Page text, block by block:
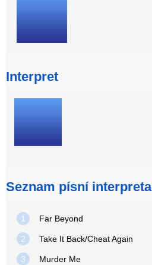
Interpret
Seznam písní interpreta
1 Far Beyond
2 Take It Back/Cheat Again
3 Murder Me